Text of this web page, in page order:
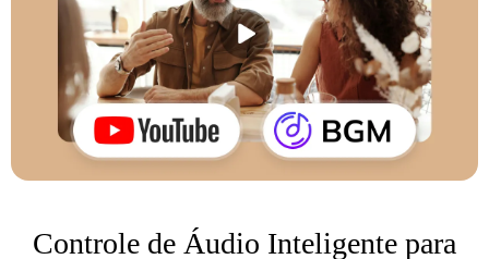
Controle de Áudio Inteligente para